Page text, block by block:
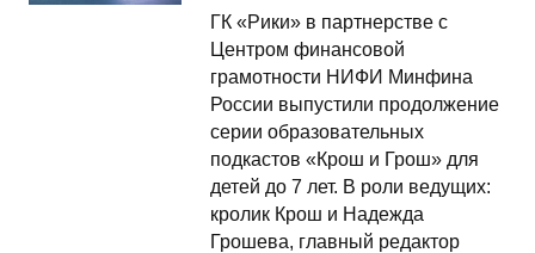
ГК «Рики» в партнерстве с
Центром финансовой
грамотности НИФИ Минфина
России выпустили продолжение
серии образовательных
подкастов «Крош и Грош» для
детей до 7 лет. В роли ведущих:
кролик Крош и Надежда
Грошева, главный редактор